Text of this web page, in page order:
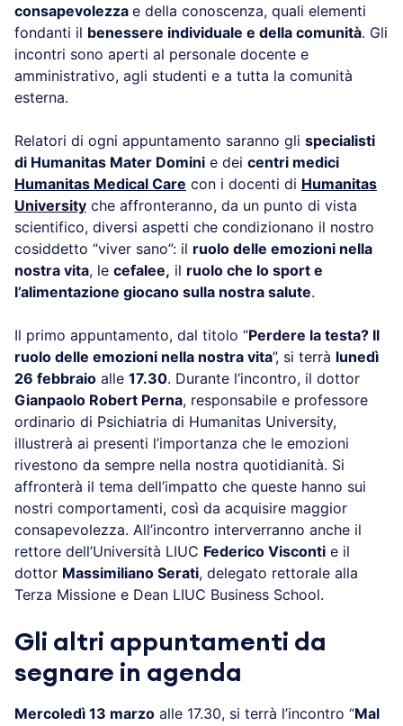
consapevolezza e della conoscenza, quali elementi
fondanti il benessere individuale e della comunità. Gli
incontri sono aperti al personale docente e
amministrativo, agli studenti e a tutta la comunità
esterna.
Relatori di ogni appuntamento saranno gli specialisti
di Humanitas Mater Domini e dei centri medici
Humanitas Medical Care con i docenti di Humanitas
University che affronteranno, da un punto di vista
scientifico, diversi aspetti che condizionano il nostro
cosiddetto “viver sano”: il ruolo delle emozioni nella
nostra vita, le cefalee, il ruolo che lo sport e
l’alimentazione giocano sulla nostra salute.
Il primo appuntamento, dal titolo “Perdere la testa? Il
ruolo delle emozioni nella nostra vita”, si terrà lunedì
26 febbraio alle 17.30. Durante l’incontro, il dottor
Gianpaolo Robert Perna, responsabile e professore
ordinario di Psichiatria di Humanitas University,
illustrerà ai presenti l’importanza che le emozioni
rivestono da sempre nella nostra quotidianità. Si
affronterà il tema dell’impatto che queste hanno sui
nostri comportamenti, così da acquisire maggior
consapevolezza. All’incontro interverranno anche il
rettore dell’Università LIUC Federico Visconti e il
dottor Massimiliano Serati, delegato rettorale alla
Terza Missione e Dean LIUC Business School.
Gli altri appuntamenti da
segnare in agenda
Mercoledì 13 marzo alle 17.30, si terrà l’incontro “Mal